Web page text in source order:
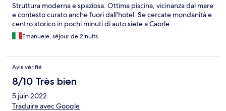
Struttura moderna e spaziosa. Ottima piscina, vicinanza dal mare
e contesto curato anche fuori dall'hotel. Se cercate mondanità e
centro storico in pochi minuti di auto siete a Caorle.
Emanuele, séjour de 2 nuits
Avis vérifié
8/10 Très bien
5 juin 2022
Traduire avec Google